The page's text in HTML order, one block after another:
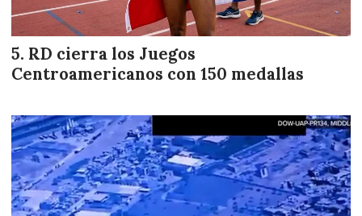
RD cierra los Juegos
Centroamericanos con 150 medallas